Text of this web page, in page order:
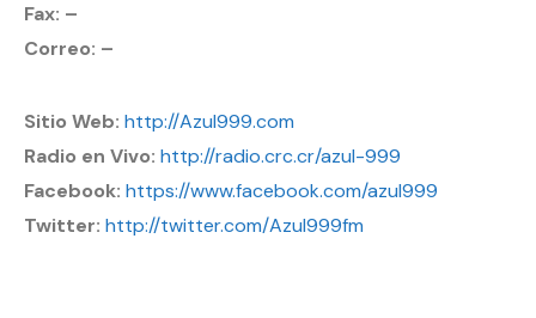
Fax: –
Correo: –
Sitio Web: http://Azul999.com
Radio en Vivo: http://radio.crc.cr/azul-999
Facebook: https://www.facebook.com/azul999
Twitter: http://twitter.com/Azul999fm